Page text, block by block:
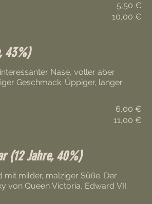
5,50 €
10,00 €
43%)
Nase, voller aber
Geschmack. Üppiger, langer
6,00 €
11,00 €
(12 Jahre, 40%)
mit milder, malziger Süße. Der
von Queen Victoria, Edward VII.